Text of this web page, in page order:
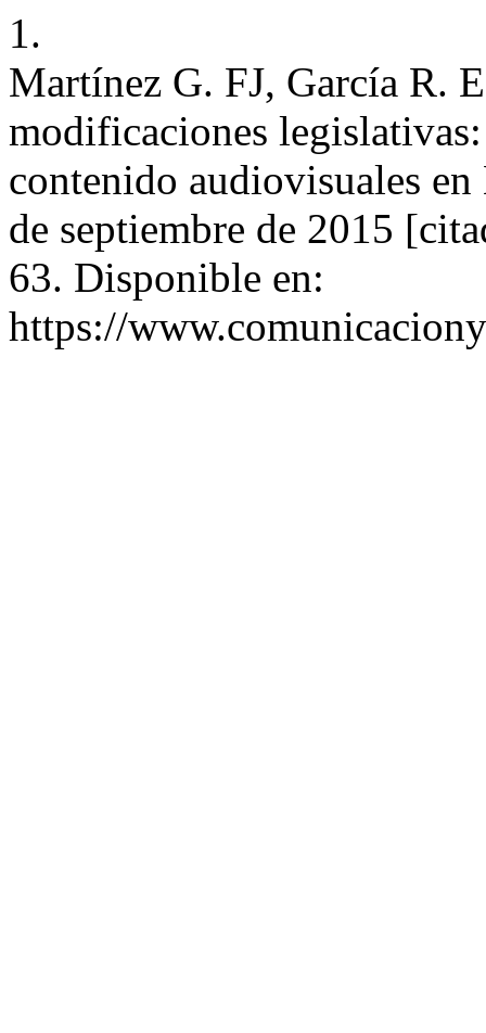
1.
Martínez G. FJ, García R.
modificaciones
contenido audiovisuales
de septiembre de 2015
63. Disponible en:
https://